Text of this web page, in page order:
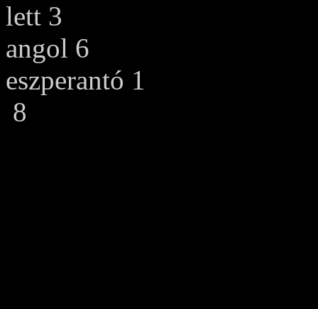
lett 3
angol 6
eszperantó 1
8